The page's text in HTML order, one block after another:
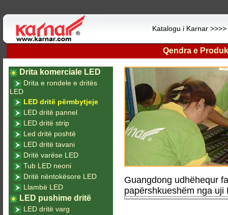
Katalogu i Karnar >>>>
Qendra e
Guangdong udhëhequr
papërshkueshëm nga uji
Drita komerciale LED
Drita e rondele e dritës
LED
LED dritë përmbytjeje
LED dritë pannel
LED dritë strip
Led dritë poshtë
LED dritë tavani
Dritë varëse LED
Tub LED neoni
Dritë nëntokësore LED
Llambë LED
LED pushime dritë
LED dritë varg